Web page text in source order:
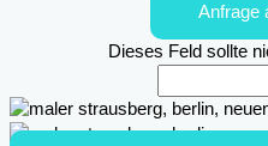
Anfrage
Dieses Feld sollte